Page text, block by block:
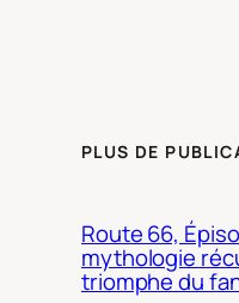
PLUS DE
Route 66,
mythologie
triomphe du